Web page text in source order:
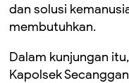
dan solusi
membutuhkan.
Dalam kunjungan
Kapolsek